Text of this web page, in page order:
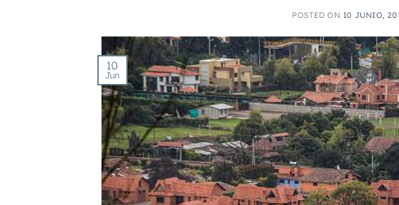
POSTED ON 10 JUNIO,
10
Jun